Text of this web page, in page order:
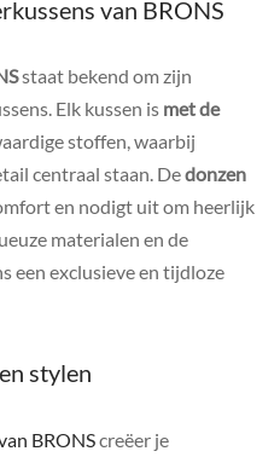
van BRONS
staat bekend om zijn
Elk kussen is met de
stoffen, waarbij
centraal staan. Dedonzen
en nodigt uit om heerlijk
materialen en de
een exclusieve en tijdloze
stylen
BRONScreëer je